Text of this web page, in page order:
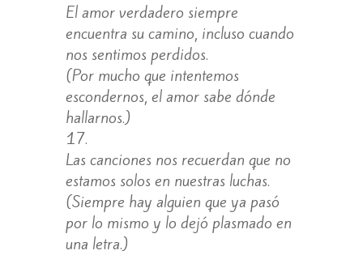
El amor verdadero siempre
encuentra su camino, incluso cuando
nos sentimos perdidos.
(Por mucho que intentemos
escondernos, el amor sabe dónde
hallarnos.)
Las canciones nos recuerdan que no
estamos solos en nuestras luchas.
(Siempre hay alguien que ya pasó
por lo mismo y lo dejó plasmado en
una letra.)